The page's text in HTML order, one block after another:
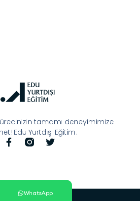
WhatsApp
WhatsApp
tamamı deneyimimize
Edu Yurtdışı Eğitim.